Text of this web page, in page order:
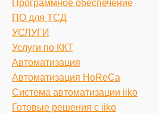
Программное обеспечение
ПО для ТСД
УСЛУГИ
Услуги по ККТ
Автоматизация
Автоматизация HoReCa
Система автоматизации iiko
Готовые решения c iiko